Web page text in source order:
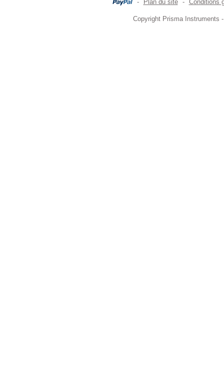
- Plan du site - Conditions
Copyright Prisma Instruments